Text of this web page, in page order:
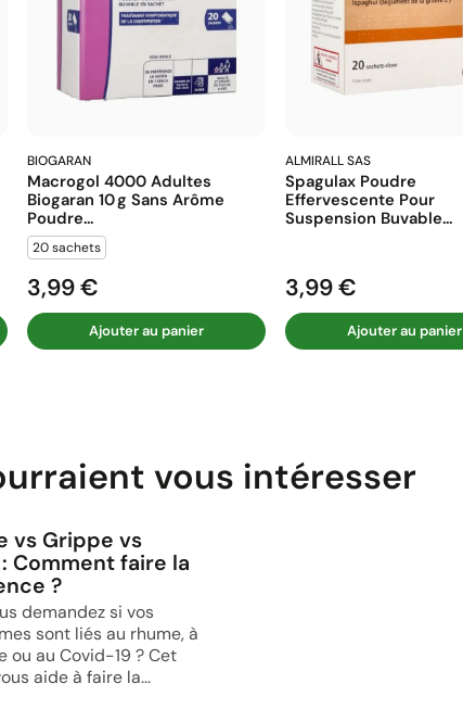
BIOGARAN
Macrogol 4000 Adultes
Biogaran 10 G Sans Arôme
Poudre...
20 sachets
Prix
3,99 €
Ajouter au panier
ALMIRALL SAS
Spagulax Poudre
Effervescente Pour
Suspension Buvable...
Prix
3,99 €
Ajouter au panier
vous intéresser
vs Grippe vs
Comment faire la
?
demandez si vos
sont liés au rhume, à
ou au Covid-19 ? Cet
aide à faire la...